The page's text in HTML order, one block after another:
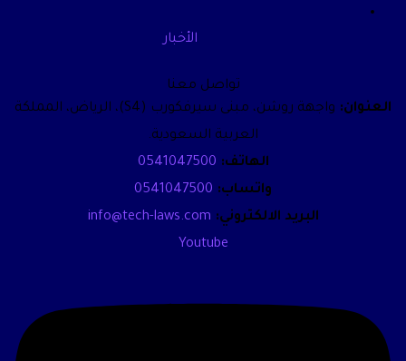
الأخبار
تواصل معنا
واجهة روشن، مبنى سيرفكورب (S4)، الرياض، المملكة
العربية السعودية.
الهاتف:0541047500
واتساب:0541047500
البريد الالكتروني: info@tech-laws.com
Youtube